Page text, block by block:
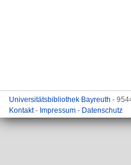
Universitätsbibliothek Bayreuth -
Kontakt- Impressum - Datenschutz